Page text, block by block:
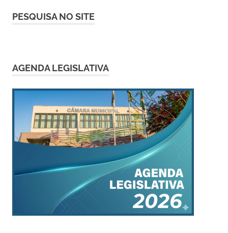
PESQUISA NO SITE
AGENDA LEGISLATIVA